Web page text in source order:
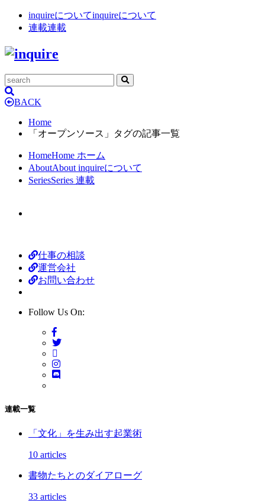
inquireについてinquireについて
連載連載
BACK
Home
「オープンソース」タグの記事一覧
HomeHome ホーム
AboutAbout inquireについて
SeriesSeries 連載
仕事の相談
運営会社
お問い合わせ
Follow Us On:
連載一覧
「文化」を生み出す起業術
10 articles
書物たちとのダイアローグ
33 articles